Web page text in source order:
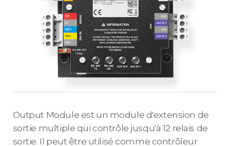
Output Module est un module d'extension de
sortie multiple qui contrôle jusqu'à 12 relais de
sortie. Il peut être utilisé comme contrôleur